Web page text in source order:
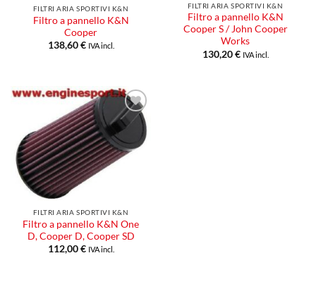
FILTRI ARIA SPORTIVI K&N
Filtro a pannello K&N
Cooper
138,60€ IVA incl.
FILTRI ARIA SPORTIVI K&N
Filtro a pannello K&N
Cooper S / John Cooper
Works
130,20€ IVA incl.
Aggiungi
alla lista
dei
desideri
FILTRI ARIA SPORTIVI K&N
Filtro a pannello K&N One
D, Cooper D, Cooper SD
112,00€ IVA incl.